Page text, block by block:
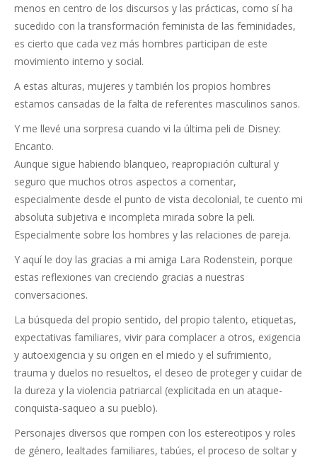
menos en centro de los discursos y las prácticas, como sí ha
sucedido con la transformación feminista de las feminidades,
es cierto que cada vez más hombres participan de este
movimiento interno y social.
A estas alturas, mujeres y también los propios hombres
estamos cansadas de la falta de referentes masculinos sanos.
Y me llevé una sorpresa cuando vi la última peli de Disney:
Encanto.
Aunque sigue habiendo blanqueo, reapropiación cultural y
seguro que muchos otros aspectos a comentar,
especialmente desde el punto de vista decolonial, te cuento mi
absoluta subjetiva e incompleta mirada sobre la peli.
Especialmente sobre los hombres y las relaciones de pareja.
Y aquí le doy las gracias a mi amiga Lara Rodenstein, porque
estas reflexiones van creciendo gracias a nuestras
conversaciones.
La búsqueda del propio sentido, del propio talento, etiquetas,
expectativas familiares, vivir para complacer a otros, exigencia
y autoexigencia y su origen en el miedo y el sufrimiento,
trauma y duelos no resueltos, el deseo de proteger y cuidar de
la dureza y la violencia patriarcal (explicitada en un ataque-
conquista-saqueo a su pueblo).
Personajes diversos que rompen con los estereotipos y roles
de género, lealtades familiares, tabúes, el proceso de soltar y